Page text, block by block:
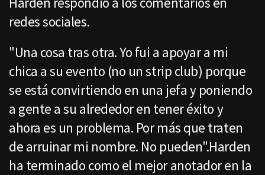
redes sociales.
"Una cosa tras otra. Yo fui a apoyar a mi
chica a su evento (no un strip club) porque
se está convirtiendo en una jefa y poniendo
a gente a su alrededor en tener éxito y
ahora es un problema. Por más que traten
de arruinar mi nombre. No pueden".Harden
ha terminado como el mejor anotador en la